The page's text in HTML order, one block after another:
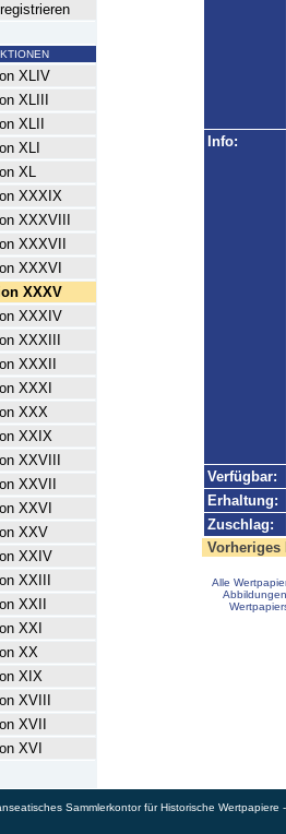
XLIV
XLIII
XLII
XLI
XL
XXXIX
XXXVIII
XXXVII
XXXVI
XXXV
XXXIV
XXXIII
XXXII
XXXI
XXX
XXIX
XXVIII
XXVII
XXVI
XXV
XXIV
XXIII
XXII
XXI
XX
XIX
XVIII
XVII
XVI
Info:
Verfügbar:
Erhaltung:
Zuschlag:
Vorheriges
Alle
Sammlerkontor für Historische Wertpapiere